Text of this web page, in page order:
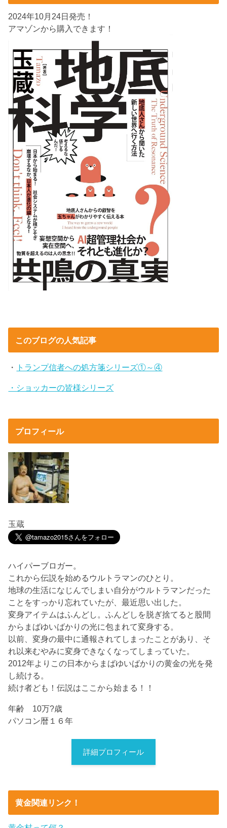
2024年10月24日発売！
アマゾンから購入できます！
このブログの人気記事
・ トランプ信者への処方箋シリーズ①～④
・ショッカーの皆様シリーズ
プロフィール
玉蔵
ハイパーブロガー。
これから伝説を始めるウルトラマンのひとり。
地球の生活になじんでしまい自分がウルトラマンだった
ことをすっかり忘れていたが、最近思い出した。
変身アイテムはふんどし。ふんどしを脱ぎ捨てると股間
からまばゆいばかりの光に包まれて変身する。
以前、変身の最中に通報されてしまったことがあり、そ
れ以来むやみに変身できなくなってしまっていた。
2012年よりこの日本からまばゆいばかりの黄金の光を発
し続ける。
続け者ども！伝説はここから始まる！！
年齢 10万?歳
パソコン暦１６年
詳細プロフィール
黄金関連リンク！